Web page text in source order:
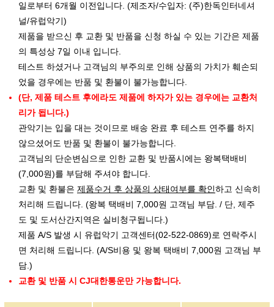
일로부터 6개월 이전입니다. (제조자/수입자: (주)한독인터네셔
널/유럽악기)
제품을 받으신 후 교환 및 반품을 신청 하실 수 있는 기간은 제품
의 특성상 7일 이내 입니다.
테스트 하셨거나 고객님의 부주의로 인해 상품의 가치가 훼손되
었을 경우에는 반품 및 환불이 불가능합니다.
(단, 제품 테스트 후에라도 제품에 하자가 있는 경우에는 교환처
리가 됩니다.)
관악기는 입을 대는 것이므로 배송 완료 후 테스트 연주를 하지
않으셨어도 반품 및 환불이 불가능합니다.
고객님의 단순변심으로 인한 교환 및 반품시에는 왕복택배비
(7,000원)를 부담해 주셔야 합니다.
교환 및 환불은 제품수거 후 상품의 상태여부를 확인하고 신속히
처리해 드립니다. (왕복 택배비 7,000원 고객님 부담. / 단, 제주
도 및 도서산간지역은 실비청구됩니다.)
제품 A/S 발생 시 유럽악기 고객센터(02-522-0869)로 연락주시
면 처리해 드립니다. (A/S비용 및 왕복 택배비 7,000원 고객님 부
담.)
교환 및 반품 시 CJ대한통운만 가능합니다.